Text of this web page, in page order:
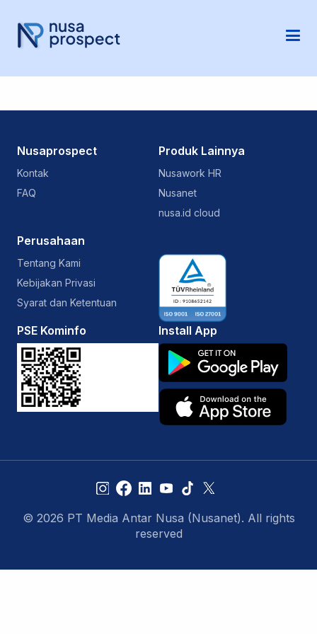
Nusaprospect
Kontak
FAQ
Produk Lainnya
Nusawork HR
Nusanet
nusa.id cloud
Perusahaan
Tentang Kami
Kebijakan Privasi
Syarat dan Ketentuan
PSE Kominfo Install App
© 2026 PT Media Antar Nusa (Nusanet). All rights
reserved